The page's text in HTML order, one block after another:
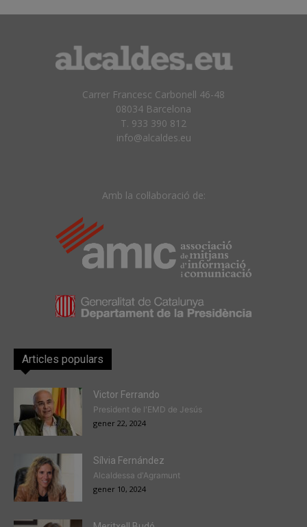
Carrer Francesc Carbonell 46-48
08034 Barcelona
T. 933 390 812
info@alcaldes.eu
Amb la col·laboració de:
Articles populars
Victor Ferrando
President de l'EMD de Jesús
gener 22, 2024
Sílvia Fernández
Alcaldessa d'Agramunt
gener 10, 2024